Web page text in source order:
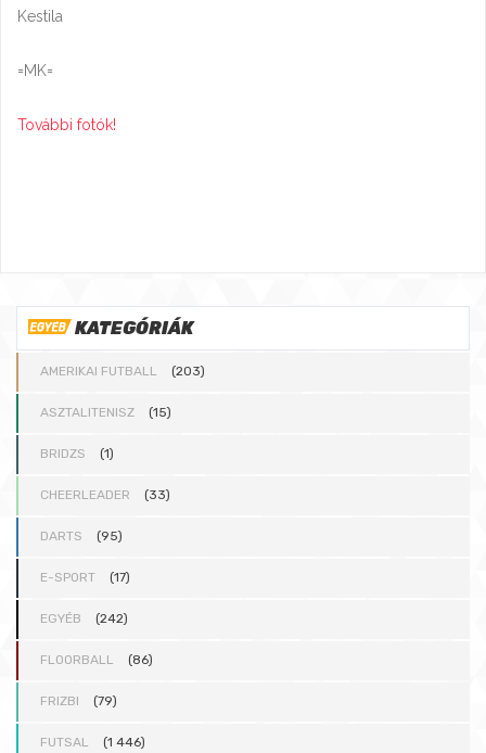
Kestila
=MK=
További fotók!
KATEGÓRIÁK
AMERIKAI FUTBALL (203)
ASZTALITENISZ (15)
BRIDZS (1)
CHEERLEADER (33)
DARTS (95)
E-SPORT (17)
EGYÉB (242)
FLOORBALL (86)
FRIZBI (79)
FUTSAL (1 446)